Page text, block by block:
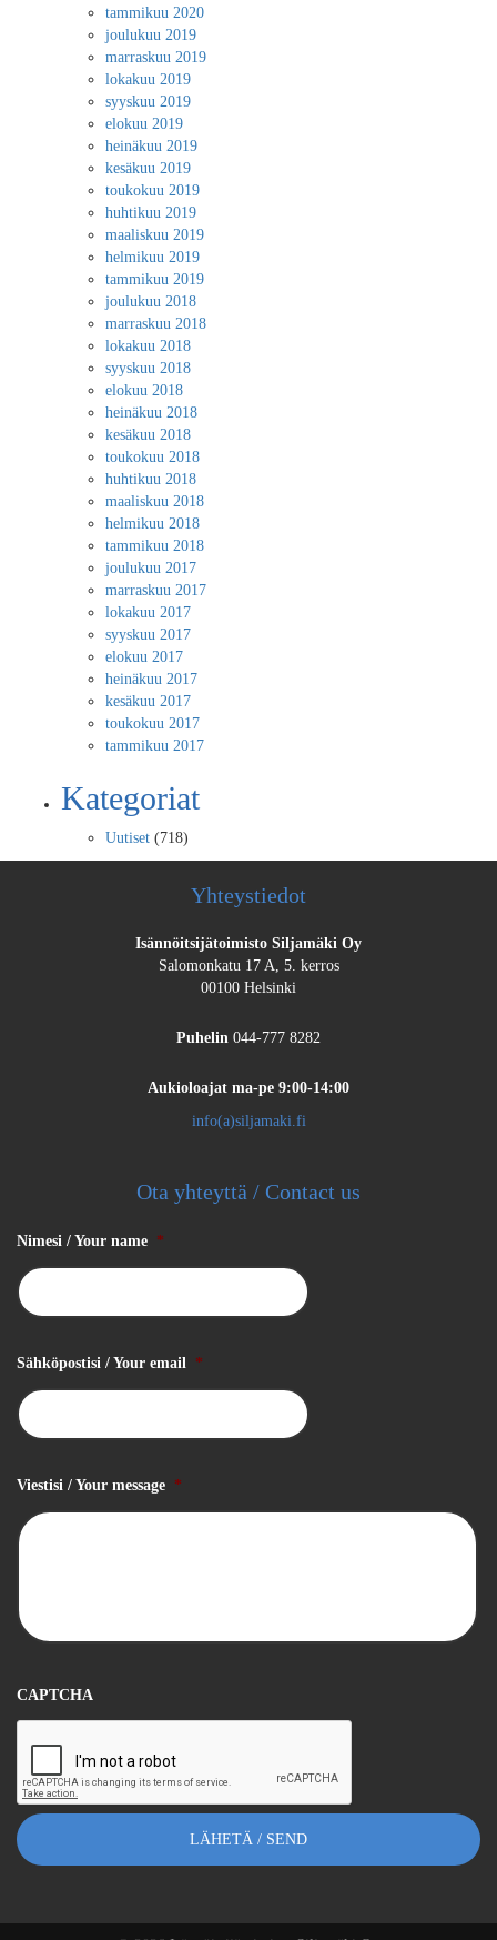
tammikuu 2020
joulukuu 2019
marraskuu 2019
lokakuu 2019
syyskuu 2019
elokuu 2019
heinäkuu 2019
kesäkuu 2019
toukokuu 2019
huhtikuu 2019
maaliskuu 2019
helmikuu 2019
tammikuu 2019
joulukuu 2018
marraskuu 2018
lokakuu 2018
syyskuu 2018
elokuu 2018
heinäkuu 2018
kesäkuu 2018
toukokuu 2018
huhtikuu 2018
maaliskuu 2018
helmikuu 2018
tammikuu 2018
joulukuu 2017
marraskuu 2017
lokakuu 2017
syyskuu 2017
elokuu 2017
heinäkuu 2017
kesäkuu 2017
toukokuu 2017
tammikuu 2017
Kategoriat
Uutiset (718)
Yhteystiedot
Isännöitsijätoimisto Siljamäki Oy
Salomonkatu 17 A, 5. kerros
00100 Helsinki
Puhelin 044-777 8282
Aukioloajat ma-pe 9:00-14:00
info(a)siljamaki.fi
Ota yhteyttä / Contact us
Nimesi / Your name *
Sähköpostisi / Your email *
Viestisi / Your message *
CAPTCHA